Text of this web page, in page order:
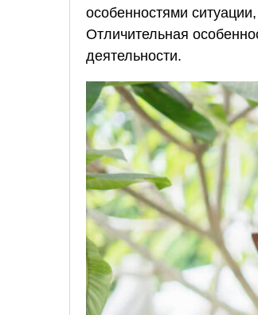
особенностями
Отличительная
деятельности.